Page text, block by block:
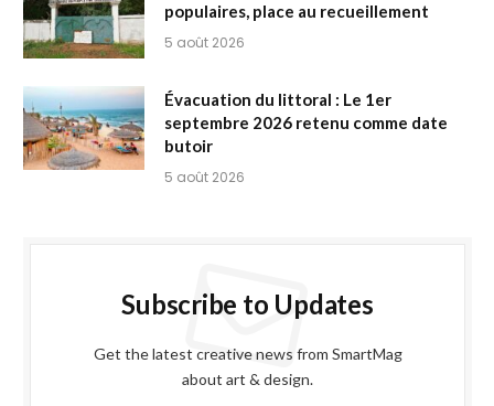
populaires, place au recueillement
5 août 2026
Évacuation du littoral : Le 1er
septembre 2026 retenu comme date
butoir
5 août 2026
Subscribe to Updates
Get the latest creative news from SmartMag
about art & design.